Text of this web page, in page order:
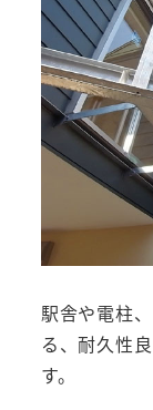
駅舎や電柱
る、耐久性
す。